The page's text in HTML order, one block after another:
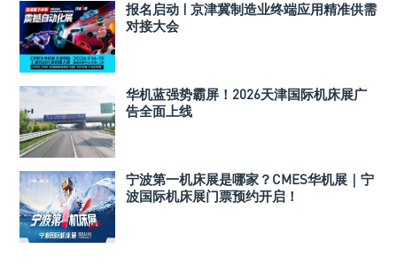
报名启动 | 京津冀制造业终端应用精准供需
对接大会
华机蓝强势霸屏！2026天津国际机床展广
告全面上线
宁波第一机床展是哪家？CMES华机展｜宁
波国际机床展门票预约开启！